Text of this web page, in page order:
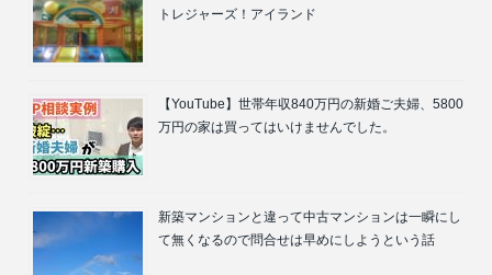
トレジャーズ！アイランド
【YouTube】世帯年収840万円の新婚ご夫婦、5800
万円の家は買ってはいけませんでした。
新築マンションと違って中古マンションは一瞬にし
て無くなるので問合せは早めにしようという話